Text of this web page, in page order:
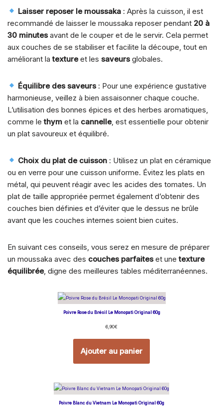
Laisser reposer le moussaka : Après la cuisson, il est
recommandé de laisser le moussaka reposer pendant 20 à
30 minutesavant de le couper et de le servir. Cela permet
aux couches de se stabiliser et facilite la découpe, tout en
améliorant latextureet les saveursglobales.
Équilibre des saveurs: Pour une expérience gustative
harmonieuse, veillez à bien assaisonner chaque couche.
L’utilisation des bonnes épices et des herbes aromatiques,
comme lethym et la cannelle, est essentielle pour obtenir
un plat savoureux et équilibré.
Choix du plat de cuisson : Utilisez un plat en céramique
ou en verre pour une cuisson uniforme. Évitez les plats en
métal, qui peuvent réagir avec les acides des tomates. Un
plat de taille appropriée permet également d’obtenir des
couches bien définies et d’éviter que le dessus ne brûle
avant que les couches internes soient bien cuites.
En suivant ces conseils, vous serez en mesure de préparer
un moussaka avec des couches parfaiteset unetexture
équilibrée, digne des meilleures tables méditerranéennes.
Poivre Rose du Brésil Le Monopati Original 60g
6,90€
Ajouter au panier
Poivre Blanc du Vietnam Le Monopati Original 60g